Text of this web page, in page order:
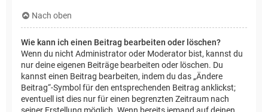
Nach oben
Wie kann ich einen Beitrag bearbeiten oder löschen?
Wenn du nicht Administrator oder Moderator bist, kannst du
nur deine eigenen Beiträge bearbeiten oder löschen. Du
kannst einen Beitrag bearbeiten, indem du das „Ändere
Beitrag“-Symbol für den entsprechenden Beitrag anklickst;
eventuell ist dies nur für einen begrenzten Zeitraum nach